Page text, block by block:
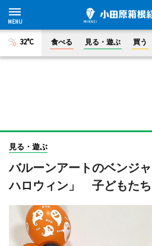
32°C 食べる 見る・遊ぶ 買う
見る・遊ぶ
バルーンアートのベンジ
ハロウィン」 子どもた